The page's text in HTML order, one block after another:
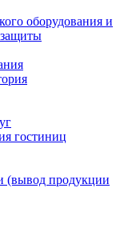
оборудования и
гостиниц
(вывод продукции